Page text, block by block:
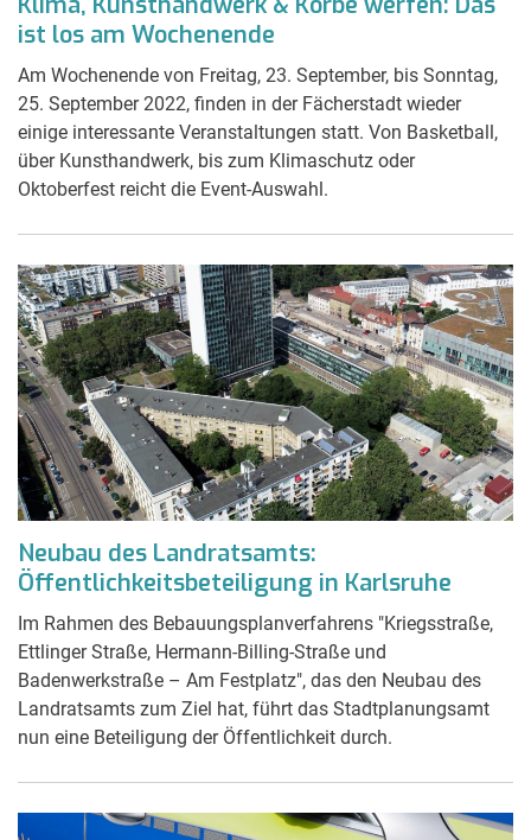
ist los am Wochenende
Am Wochenende von Freitag, 23. September, bis Sonntag,
25. September 2022, finden in der Fächerstadt wieder
einige interessante Veranstaltungen statt. Von Basketball,
über Kunsthandwerk, bis zum Klimaschutz oder
Oktoberfest reicht die Event-Auswahl.
Neubau des Landratsamts:
Öffentlichkeitsbeteiligung in Karlsruhe
Im Rahmen des Bebauungsplanverfahrens "Kriegsstraße,
Ettlinger Straße, Hermann-Billing-Straße und
Badenwerkstraße – Am Festplatz", das den Neubau des
Landratsamts zum Ziel hat, führt das Stadtplanungsamt
nun eine Beteiligung der Öffentlichkeit durch.